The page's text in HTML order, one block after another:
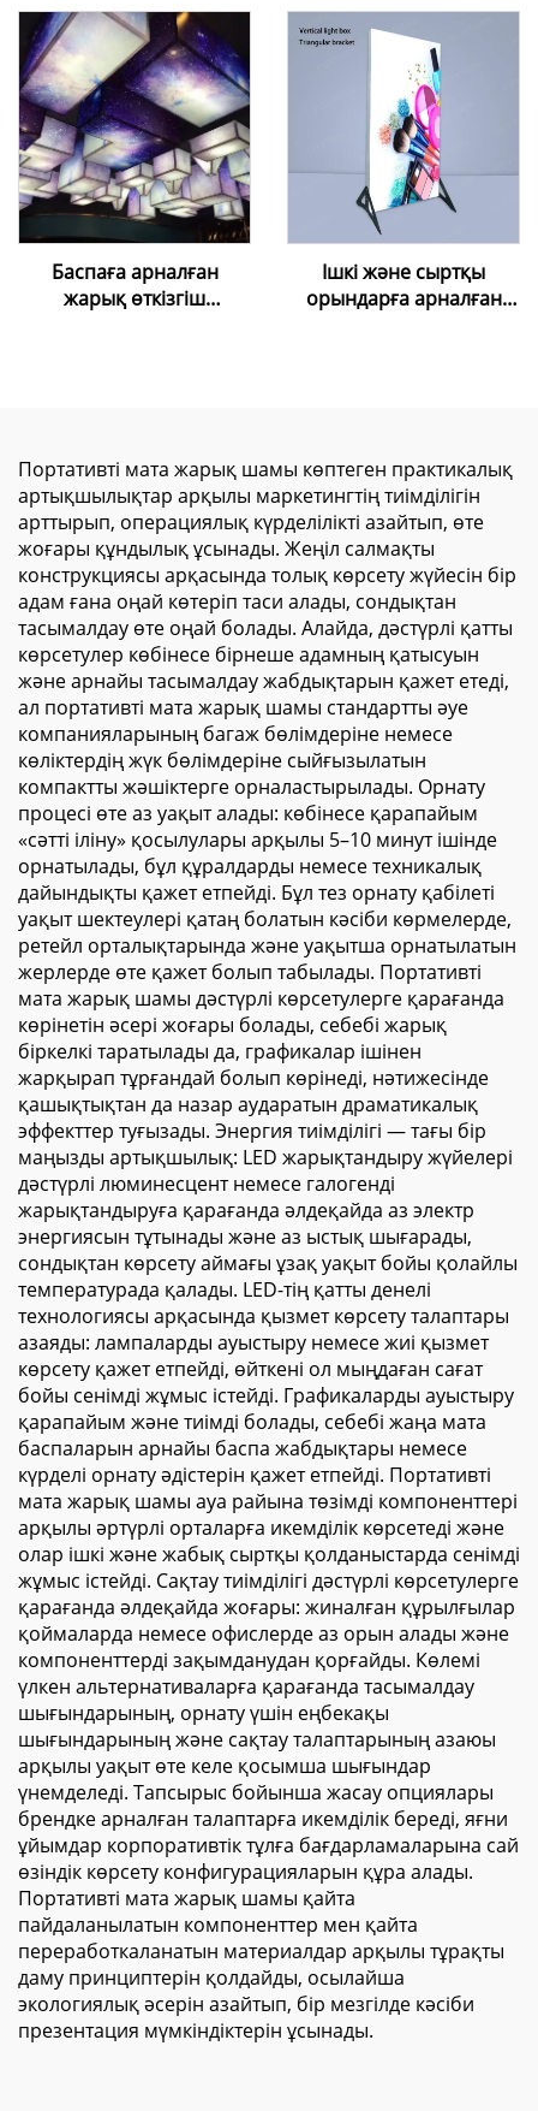
үшін LED магниттік трек
жарықтандырғышы
митерлық кабельдік
қайшы (созылатын
таван жасау үшін)
Баспаға арналған
жарық өткізгіш
созылғыш таван
мембранасы
Ішкі және сыртқы
орындарға арналған
жарнамалық мақсатта
Портативті мата жарық шамы көптеген практикалық
артықшылықтар арқылы маркетингтің тиімділігін
арттырып, операциялық күрделілікті азайтып, өте
жоғары құндылық ұсынады. Жеңіл салмақты
конструкциясы арқасында толық көрсету жүйесін бір
адам ғана оңай көтеріп таси алады, сондықтан
тасымалдау өте оңай болады. Алайда, дәстүрлі қатты
көрсетулер көбінесе бірнеше адамның қатысуын
және арнайы тасымалдау жабдықтарын қажет етеді,
ал портативті мата жарық шамы стандартты әуе
компанияларының багаж бөлімдеріне немесе
көліктердің жүк бөлімдеріне сыйғызылатын
компактты жәшіктерге орналастырылады. Орнату
процесі өте аз уақыт алады: көбінесе қарапайым
«сәтті іліну» қосылулары арқылы 5–10 минут ішінде
орнатылады, бұл құралдарды немесе техникалық
дайындықты қажет етпейді. Бұл тез орнату қабілеті
уақыт шектеулері қатаң болатын кәсіби көрмелерде,
ретейл орталықтарында және уақытша орнатылатын
жерлерде өте қажет болып табылады. Портативті
мата жарық шамы дәстүрлі көрсетулерге қарағанда
көрінетін әсері жоғары болады, себебі жарық
біркелкі таратылады да, графикалар ішінен
жарқырап тұрғандай болып көрінеді, нәтижесінде
қашықтықтан да назар аударатын драматикалық
эффекттер туғызады. Энергия тиімділігі — тағы бір
маңызды артықшылық: LED жарықтандыру жүйелері
дәстүрлі люминесцент немесе галогенді
жарықтандыруға қарағанда әлдеқайда аз электр
энергиясын тұтынады және аз ыстық шығарады,
сондықтан көрсету аймағы ұзақ уақыт бойы қолайлы
температурада қалады. LED-тің қатты денелі
технологиясы арқасында қызмет көрсету талаптары
азаяды: лампаларды ауыстыру немесе жиі қызмет
көрсету қажет етпейді, өйткені ол мыңдаған сағат
бойы сенімді жұмыс істейді. Графикаларды ауыстыру
қарапайым және тиімді болады, себебі жаңа мата
баспаларын арнайы баспа жабдықтары немесе
күрделі орнату әдістерін қажет етпейді. Портативті
мата жарық шамы ауа райына төзімді компоненттері
арқылы әртүрлі орталарға икемділік көрсетеді және
олар ішкі және жабық сыртқы қолданыстарда сенімді
жұмыс істейді. Сақтау тиімділігі дәстүрлі көрсетулерге
қарағанда әлдеқайда жоғары: жиналған құрылғылар
қоймаларда немесе офислерде аз орын алады және
компоненттерді зақымданудан қорғайды. Көлемі
үлкен альтернативаларға қарағанда тасымалдау
шығындарының, орнату үшін еңбекақы
шығындарының және сақтау талаптарының азаюы
арқылы уақыт өте келе қосымша шығындар
үнемделеді. Тапсырыс бойынша жасау опциялары
брендке арналған талаптарға икемділік береді, яғни
ұйымдар корпоративтік тұлға бағдарламаларына сай
өзіндік көрсету конфигурацияларын құра алады.
Портативті мата жарық шамы қайта
пайдаланылатын компоненттер мен қайта
переработкаланатын материалдар арқылы тұрақты
даму принциптерін қолдайды, осылайша
экологиялық әсерін азайтып, бір мезгілде кәсіби
презентация мүмкіндіктерін ұсынады.